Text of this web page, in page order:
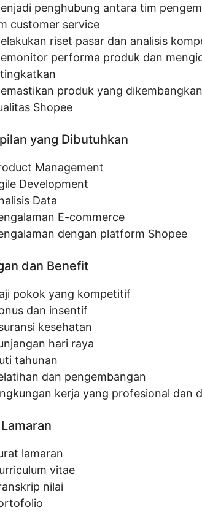
penghubung antara tim
customer service
riset pasar dan analisis
performa produk dan
produk yang
Shopee
yang Dibutuhkan
Management
Development
Data
E-commerce
dengan platform Shopee
dan Benefit
pokok yang kompetitif
dan insentif
kesehatan
hari raya
tahunan
dan pengembangan
kerja yang profesional dan
lamaran
vitae
nilai